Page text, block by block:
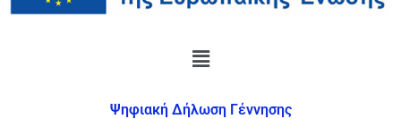
Ψηφιακή Δήλωση Γέννησης